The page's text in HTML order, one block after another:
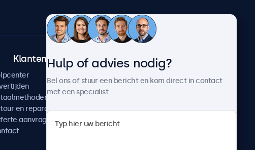
Klantenservice
en reparatie
aanvragen
Over Beetronics
Werken bij Beetronics
Algemene voorwaarden
Hulp of advies nodig?
Bel ons of stuur een bericht en kom direct in contact
met een specialist.